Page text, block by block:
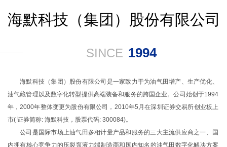
海默科技（集团）股份有限公司
SINCE 1994
海默科技（集团）股份有限公司是一家致力于为油气田增产、生产优化、
油气藏管理以及数字化转型提供高端装备和服务的跨国企业。公司始创于1994
年，2000年整体变更为股份有限公司，2010年5月在深圳证券交易所创业板上
市( 证券简称: 海默科技，股票代码: 300084)。
公司是国际市场上油气田多相计量产品和服务的三大主流供应商之一、国
内拥有核心竞争力的压裂泵液力端制造商和国内知名的油⽓⽥数字化解决⽅案